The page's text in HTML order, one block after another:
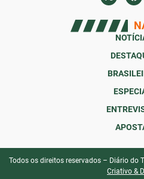
Todos os direitos reservados – Diário do
Criativo &